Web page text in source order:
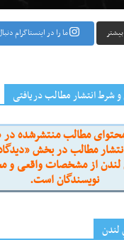
ما را در اینستاگرام
انتشار مطالب دریافتی
مطالب منتشرشده در
مطالب در بخش
لندن از مشخصات واقعی و
نویسندگان است.
لندن